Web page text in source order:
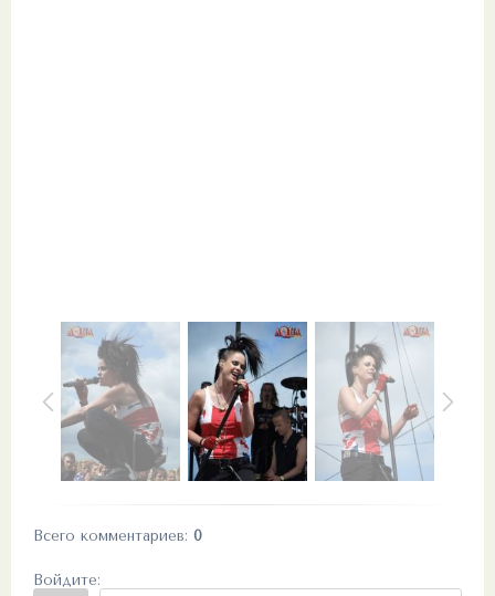
Всего комментариев: 0
Войдите: